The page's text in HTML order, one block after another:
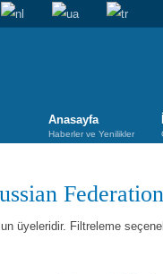
Anasayfa
Haberler ve Yenilikler
üyeleridir. Filtreleme